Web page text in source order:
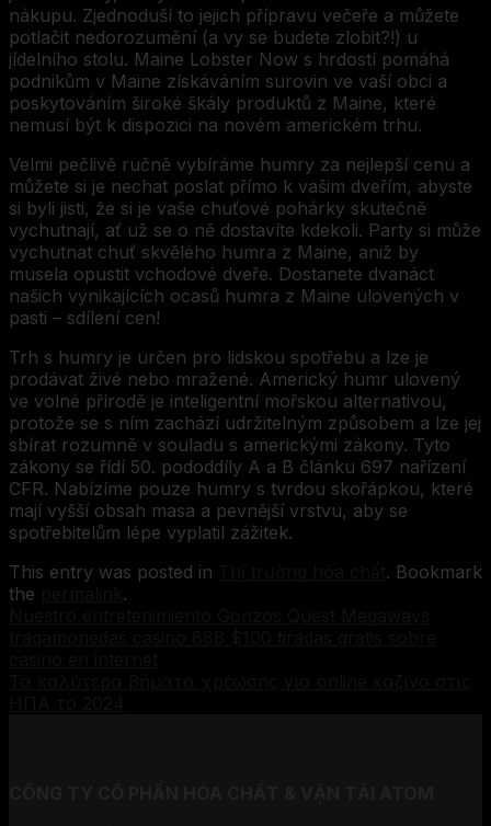
nákupu. Zjednoduší to jejich přípravu večeře a můžete
potlačit nedorozumění (a vy se budete zlobit?!) u
jídelního stolu. Maine Lobster Now s hrdostí pomáhá
podnikům v Maine získáváním surovin ve vaší obci a
poskytováním široké škály produktů z Maine, které
nemusí být k dispozici na novém americkém trhu.
Velmi pečlivě ručně vybíráme humry za nejlepší cenu a
můžete si je nechat poslat přímo k vašim dveřím, abyste
si byli jisti, že si je vaše chuťové pohárky skutečně
vychutnají, ať už se o ně dostavíte kdekoli. Party si může
vychutnat chuť skvělého humra z Maine, aniž by
musela opustit vchodové dveře. Dostanete dvanáct
našich vynikajících ocasů humra z Maine ulovených v
pasti – sdílení cen!
Trh s humry je určen pro lidskou spotřebu a lze je
prodávat živé nebo mražené. Americký humr ulovený
ve volné přírodě je inteligentní mořskou alternativou,
protože se s ním zachází udržitelným způsobem a lze jej
sbírat rozumně v souladu s americkými zákony. Tyto
zákony se řídí 50. pododdíly A a B článku 697 nařízení
CFR. Nabízíme pouze humry s tvrdou skořápkou, které
mají vyšší obsah masa a pevnější vrstvu, aby se
spotřebitelům lépe vyplatil zážitek.
This entry was posted in
. Bookmark
the
.